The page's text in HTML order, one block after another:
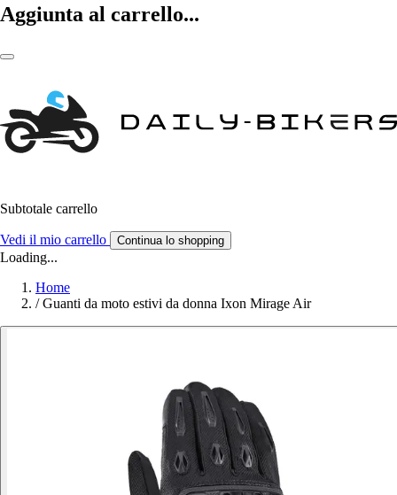
Aggiunta al carrello...
Subtotale carrello
Vedi il mio carrello Continua lo shopping
Loading...
Home
/ Guanti da moto estivi da donna Ixon Mirage Air